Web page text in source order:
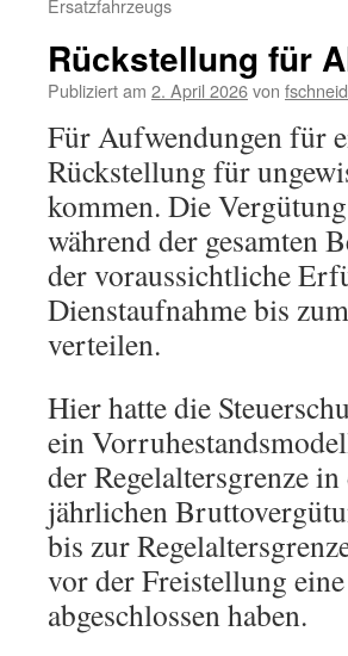
Ersatzfahrzeugs
Rückstellung für
Publiziert am 2. April 2026von
Für Aufwendungen für
Rückstellung für
kommen. Die
während der gesamten
der voraussichtliche
Dienstaufnahme bis
verteilen.
Hier hatte die
ein
der Regelaltersgrenze
jährlichen
bis zur
vor der Freistellung
abgeschlossen haben.